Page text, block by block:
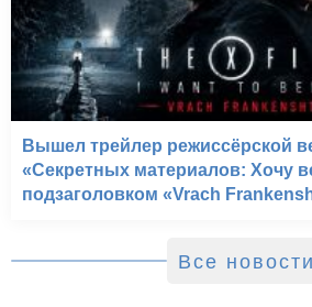
Вышел трейлер режиссёрской
«Секретных материалов: Хочу
подзаголовком «Vrach
Все новости